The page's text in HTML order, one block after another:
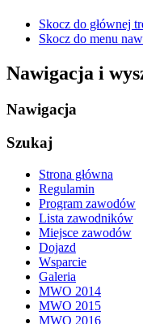
Skocz do głównej
Skocz do menu
Nawigacja i
Nawigacja
Szukaj
Strona główna
Regulamin
Program zawodów
Lista zawodników
Miejsce zawodów
Dojazd
Wsparcie
Galeria
MWO 2014
MWO 2015
MWO 2016